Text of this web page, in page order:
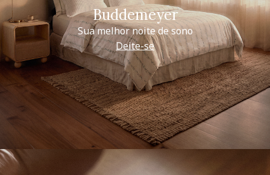
Buddemeyer
Sua melhor noite de sono
Deite-se